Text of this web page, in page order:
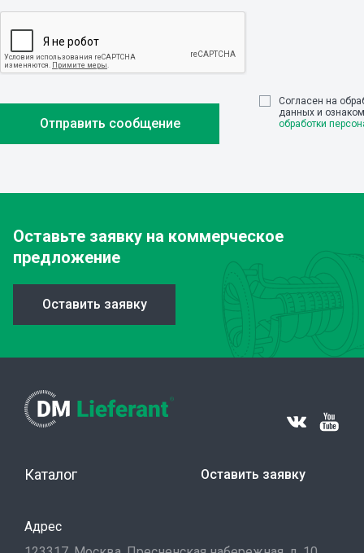
Cогласен на
данных и
обработки
Оставьте заявку на коммерческое
предложение
Оставить заявку
Каталог Оставить заявку
Адрес